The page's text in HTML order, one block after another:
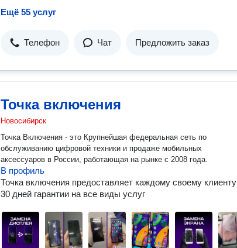
Ещё 55 услуг
Телефон Чат Предложить заказ
Точка включения
Новосибирск
Точка Включения - это Крупнейшая федеральная сеть по
обслуживанию цифровой техники и продаже мобильных
аксессуаров в России, работающая на рынке с 2008 года.
В профиль
Точка включения предоставляет каждому своему клиенту
30 дней гарантии на все виды услуг